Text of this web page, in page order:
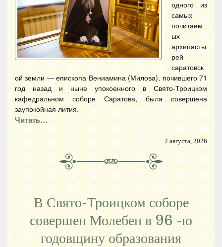
одного из
самых
почитаем
ых
архипасты
рей
саратовск
ой земли — епископа Вениамина (Милова), почившего 71
год назад и ныне упокоенного в Свято-Троицком
кафедральном соборе Саратова, была совершена
заупокойная лития.
Читать…
2 августа, 2026
В Свято-Троицком соборе
совершен Молебен в 96 -ю
годовщину образования